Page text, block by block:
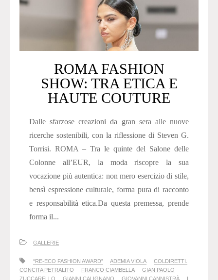
ROMA FASHION
SHOW: TRA ETICA E
HAUTE COUTURE
Dalle sfarzose creazioni da gran sera alle nuove
ricerche sostenibili, con la riflessione di Steven G.
Torrisi. ROMA – Tra le quinte del Salone delle
Colonne all’EUR, la moda riscopre la sua
vocazione più autentica: non mero esercizio di stile,
bensì espressione culturale, forma pura di racconto
e responsabilità etica.Da questa premessa, prende
forma il...
GALLERIE
“RE-ECO FASHION AWARD” ADEMIA VIOLA
COLDIRETTI.
CONCITA PETRALITO
FRANCO CIAMBELLA
GIAN PAOLO
ZUCCARELLO
GIANNI CALIGNANO GIOVANNI CANNISTRÀ I